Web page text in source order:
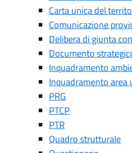
Carta unica del
Comunicazione
Delibera di giunta
Documento
Inquadramento
Inquadramento area
PRG
PTCP
PTR
Quadro strutturale